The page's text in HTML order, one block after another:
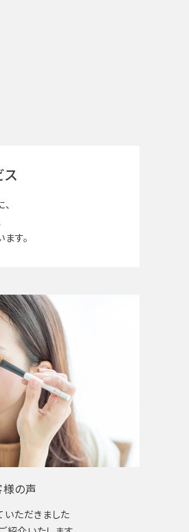
す。
様の声
いただきました